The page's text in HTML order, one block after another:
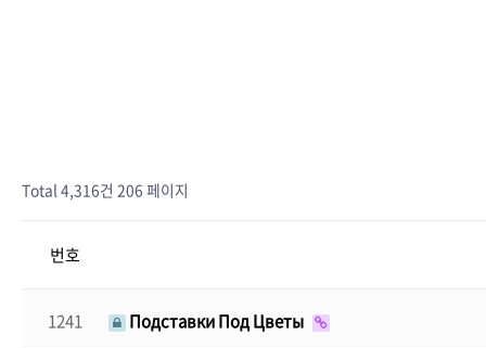
Total 4,316건 206 페이지
번호
1241 Подставки Под Цветы